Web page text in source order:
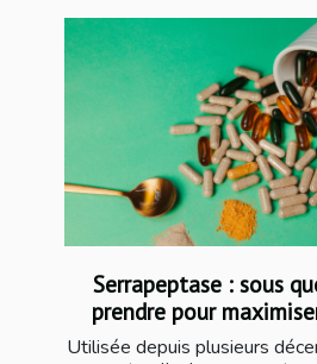
Serrapeptase : sous
prendre pour
Utilisée depuis plusieurs